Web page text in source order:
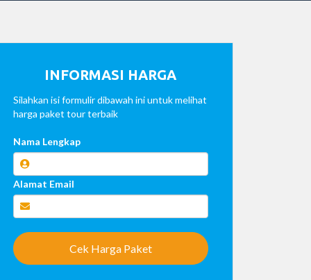
INFORMASI HARGA
Silahkan isi formulir dibawah ini untuk melihat
harga paket tour terbaik
Nama Lengkap
Alamat Email
Cek Harga Paket